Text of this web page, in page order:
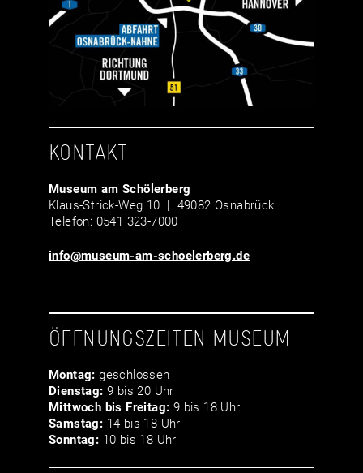
KONTAKT
Museum am Schölerberg
Klaus-Strick-Weg 10 | 49082 Osnabrück
Telefon: 0541 323-7000
info@museum-am-schoelerberg.de
ÖFFNUNGSZEITEN MUSEUM
Montag: geschlossen
Dienstag: 9 bis 20 Uhr
Mittwoch bis Freitag: 9 bis 18 Uhr
Samstag: 14 bis 18 Uhr
Sonntag: 10 bis 18 Uhr